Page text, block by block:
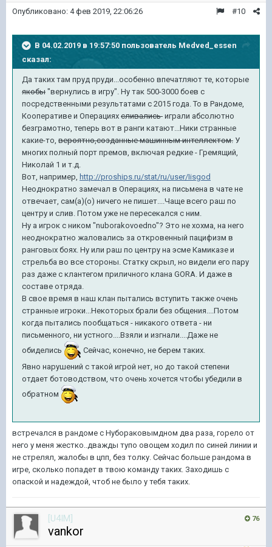
#10
Опубликовано: 4 фев 2019, 22:06:26
В 04.02.2019 в 19:57:50 пользователь Medved_essen
сказал:
Да таких там пруд пруди...особенно впечатляют те, которые
якобы "вернулись в игру". Ну так 500-3000 боев с
посредственными результатами с 2015 года. То в Рандоме,
Кооперативе и Операциях сливались играли абсолютно
безграмотно, теперь вот в ранги катают...Ники странные
какие-то, вероятно,созданные машинным интеллектом. У
многих полный порт премов, включая редкие - Гремящий,
Николай 1 и т.д.
Вот, например, http://proships.ru/stat/ru/user/Iisgod
Неоднократно замечал в Операциях, на письмена в чате не
отвечает, сам(а)(о) ничего не пишет....Чаще всего раш по
центру и слив. Потом уже не пересекался с ним.
Ну а игрок с ником "nuborakovoedno"? Это не хохма, на него
неоднократно жаловались за откровенный пацифизм в
ранговых боях. Ну или раш по центру на эсме Камиказе и
стрельба во все стороны. Статку скрыл, но видели его пару
раз даже с клантегом приличного клана GORA. И даже в
составе отряда.
В свое время в наш клан пытались вступить также очень
странные игроки...Некоторых брали без общения....Потом
когда пытались пообщаться - никакого ответа - ни
письменного, ни устного....Взяли и изгнали....Даже не
обиделись
Сейчас, конечно, не берем таких.
Явно нарушений с такой игрой нет, но до такой степени
отдает ботоводством, что очень хочется чтобы убедили в
обратном
встречался в рандоме с Нубораковымдном два раза, горело от
него у меня жестко..дважды тупо овощем ходил по синей линии и
не стрелял, жалобы в цпп, без толку. Сейчас больше рандома в
игре, сколько попадет в твою команду таких. Заходишь с
опаской и надеждой, чтоб не было у тебя таких.
76
[U4IM]
vankor